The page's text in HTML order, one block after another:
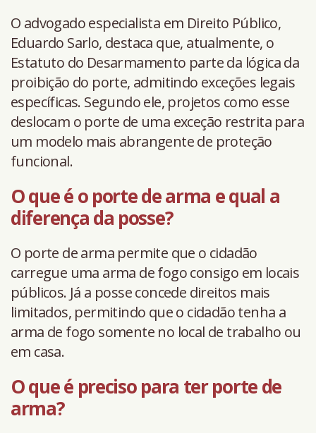
O advogado especialista em Direito Público,
Eduardo Sarlo, destaca que, atualmente, o
Estatuto do Desarmamento parte da lógica da
proibição do porte, admitindo exceções legais
específicas. Segundo ele, projetos como esse
deslocam o porte de uma exceção restrita para
um modelo mais abrangente de proteção
funcional.
O que é o porte de arma e qual a
diferença da posse?
O porte de arma permite que o cidadão
carregue uma arma de fogo consigo em locais
públicos. Já a posse concede direitos mais
limitados, permitindo que o cidadão tenha a
arma de fogo somente no local de trabalho ou
em casa.
O que é preciso para ter porte de
arma?